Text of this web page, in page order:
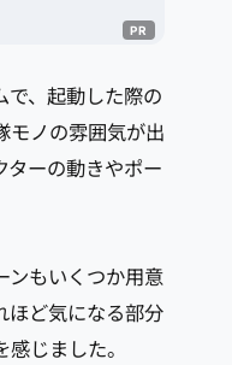
で、起動した際の
モノの雰囲気が出
ターの動きやポー
ンもいくつか用意
ほど気になる部分
じました。